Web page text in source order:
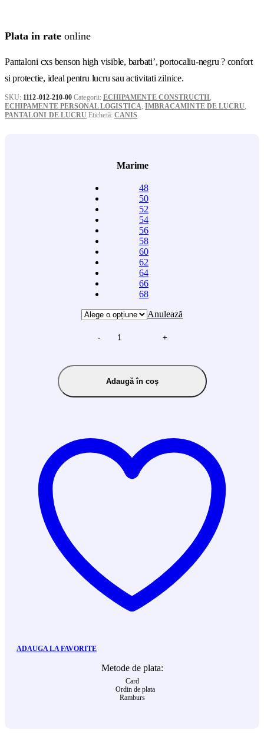
Plata in rate online
Pantaloni cxs benson high visible, barbati’, portocaliu-negru ? confort
si protectie, ideal pentru lucru sau activitati zilnice.
SKU: 1112-012-210-00 Categorii: ECHIPAMENTE CONSTRUCTII
ECHIPAMENTE PERSONAL LOGISTICA IMBRACAMINTE DE LUCRU
PANTALONI DE LUCRU Etichetă: CANIS
Marime
48
50
52
54
56
58
60
62
64
66
68
Anulează
- +
Adaugă în coș
ADAUGA LA FAVORITE
Metode de plata:
Card
Ordin de plata
Ramburs